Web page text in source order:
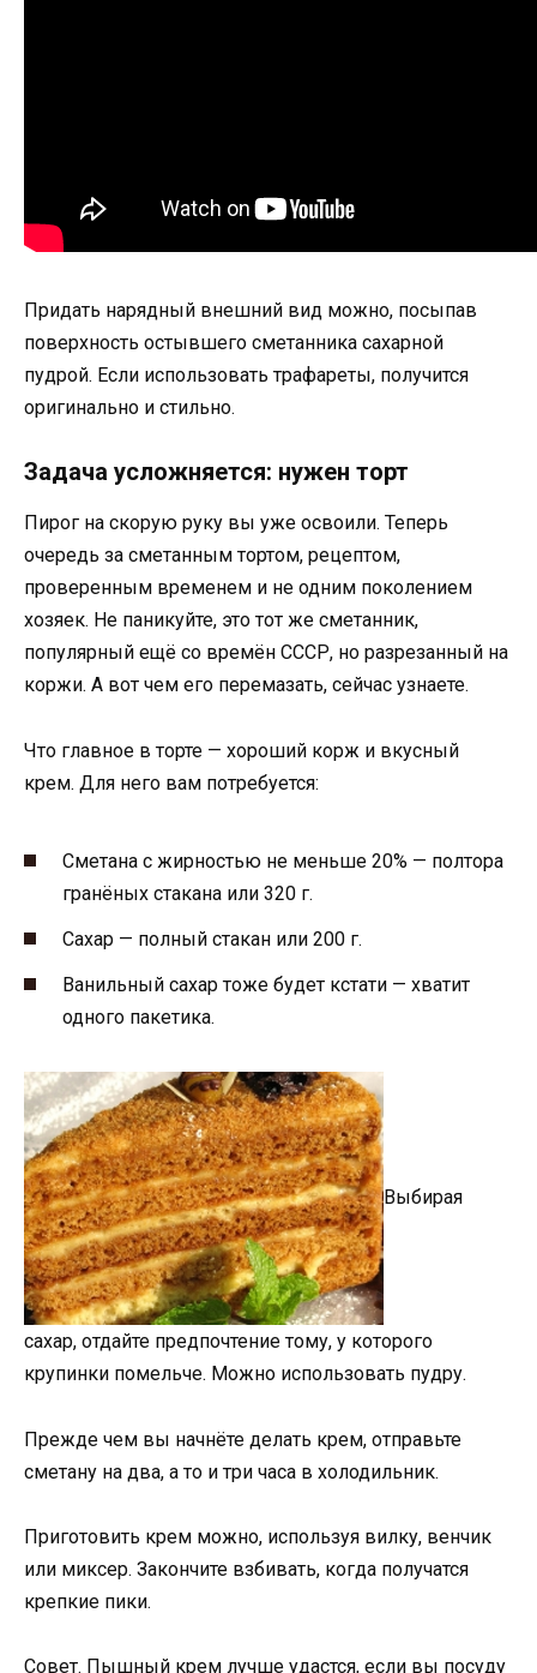
Придать нарядный внешний вид можно, посыпав
поверхность остывшего сметанника сахарной
пудрой. Если использовать трафареты, получится
оригинально и стильно.
Задача усложняется: нужен торт
Пирог на скорую руку вы уже освоили. Теперь
очередь за сметанным тортом, рецептом,
проверенным временем и не одним поколением
хозяек. Не паникуйте, это тот же сметанник,
популярный ещё со времён СССР, но разрезанный на
коржи. А вот чем его перемазать, сейчас узнаете.
Что главное в торте — хороший корж и вкусный
крем. Для него вам потребуется:
Сметана с жирностью не меньше 20% — полтора
гранёных стакана или 320 г.
Сахар — полный стакан или 200 г.
Ванильный сахар тоже будет кстати — хватит
одного пакетика.
Выбирая
сахар, отдайте предпочтение тому, у которого
крупинки помельче. Можно использовать пудру.
Прежде чем вы начнёте делать крем, отправьте
сметану на два, а то и три часа в холодильник.
Приготовить крем можно, используя вилку, венчик
или миксер. Закончите взбивать, когда получатся
крепкие пики.
Совет. Пышный крем лучше удастся, если вы посуду